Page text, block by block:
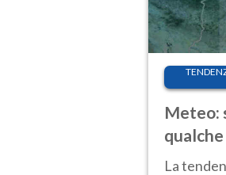
Meteo:
La